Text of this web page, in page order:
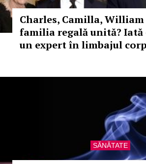
Charles, Camilla, William
familia regală unită? Iată
un expert în limbajul
SĂNĂTATE